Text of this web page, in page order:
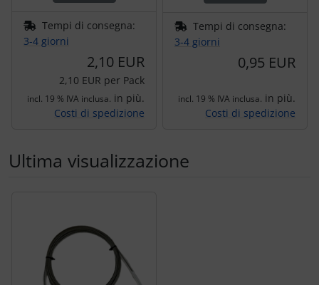
Tempi di consegna:
3-4 giorni
2,10 EUR
2,10 EUR per Pack
incl. 19 % IVA inclusa. in più.
Costi di spedizione
Tempi di consegna:
3-4 giorni
0,95 EUR
incl. 19 % IVA inclusa. in più.
Costi di spedizione
Ultima visualizzazione